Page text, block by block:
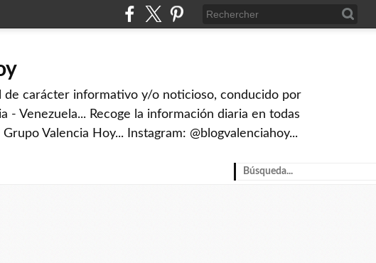
de carácter informativo y/o noticioso, conducido por
- Venezuela... Recoge la información diaria en todas
Valencia Hoy... Instagram: @blogvalenciahoy...